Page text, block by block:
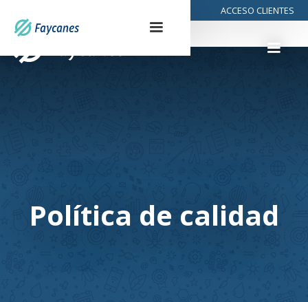
ACCESO CLIENTES
Política de calidad